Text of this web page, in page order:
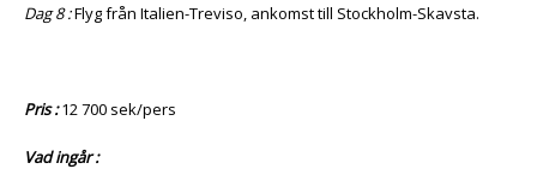
Dag 8 :Flyg från Italien-Treviso, ankomst till Stockholm-Skavsta.
Pris :12 700 sek/pers
Vad ingår :